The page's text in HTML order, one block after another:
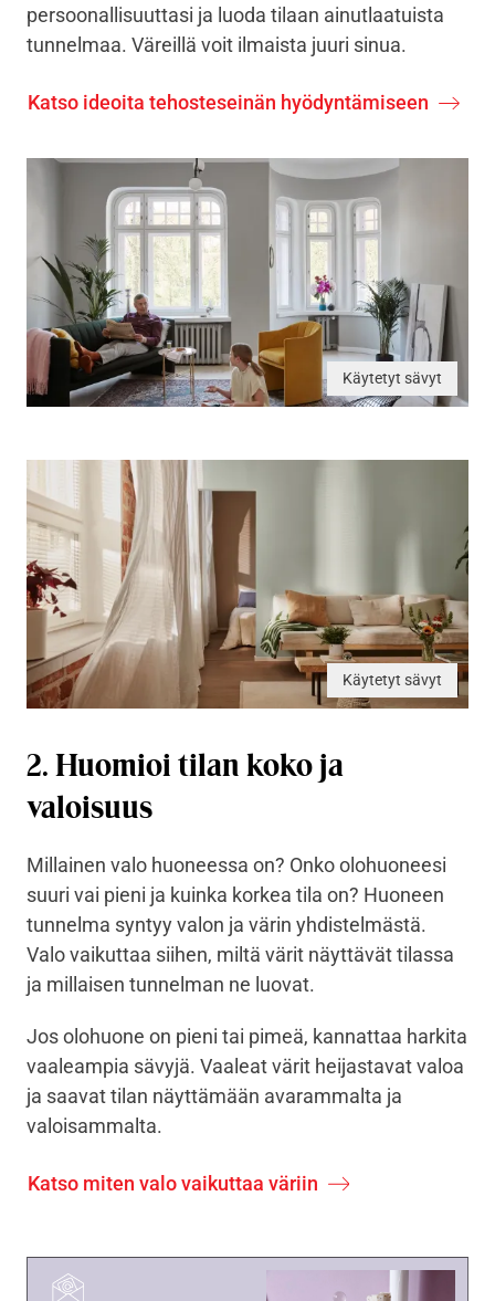
Käytetyt sävyt
persoonallisuuttasi ja luoda tilaan ainutlaatuista
tunnelmaa. Väreillä voit ilmaista juuri sinua.
Katso ideoita tehosteseinän hyödyntämiseen
Käytetyt sävyt
2. Huomioi tilan koko ja
valoisuus
Millainen valo huoneessa on? Onko olohuoneesi
suuri vai pieni ja kuinka korkea tila on? Huoneen
tunnelma syntyy valon ja värin yhdistelmästä.
Valo vaikuttaa siihen, miltä värit näyttävät tilassa
ja millaisen tunnelman ne luovat.
Jos olohuone on pieni tai pimeä, kannattaa harkita
vaaleampia sävyjä. Vaaleat värit heijastavat valoa
ja saavat tilan näyttämään avarammalta ja
valoisammalta.
Katso miten valo vaikuttaa väriin